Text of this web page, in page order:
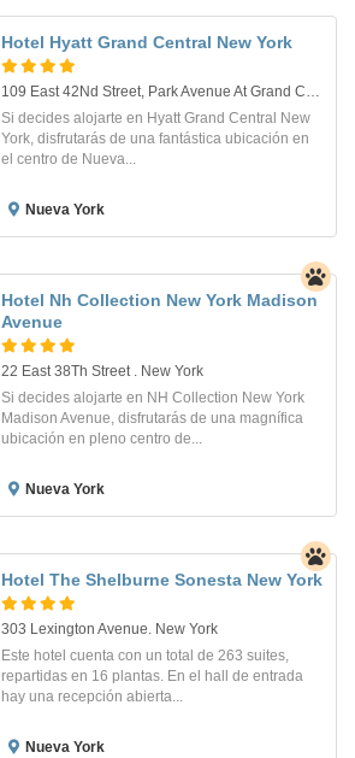
Hotel Hyatt Grand Central New York
109 East 42Nd Street, Park Avenue At Grand Central. New York
Si decides alojarte en Hyatt Grand Central New
York, disfrutarás de una fantástica ubicación en
el centro de Nueva...
Nueva York
Hotel Nh Collection New York Madison
Avenue
22 East 38Th Street . New York
Si decides alojarte en NH Collection New York
Madison Avenue, disfrutarás de una magnífica
ubicación en pleno centro de...
Nueva York
Hotel The Shelburne Sonesta New York
303 Lexington Avenue. New York
Este hotel cuenta con un total de 263 suites,
repartidas en 16 plantas. En el hall de entrada
hay una recepción abierta...
Nueva York